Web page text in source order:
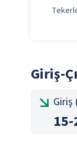
Giriş-
Giriş
15-